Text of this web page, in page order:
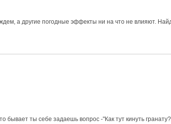
а другие погодные эффекты ни на что не влияют.
ты себе задаешь вопрос -"Как тут кинуть